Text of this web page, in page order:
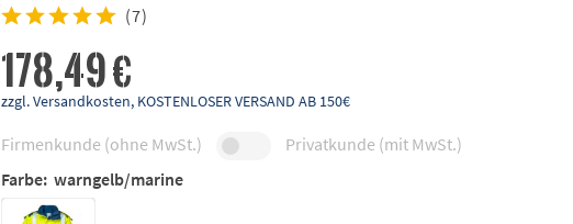
(7)
178,49 €
zzgl. Versandkosten, KOSTENLOSER VERSAND AB 150€
Firmenkunde (ohne MwSt.)
Privatkunde (mit MwSt.)
Farbe: warngelb/marine